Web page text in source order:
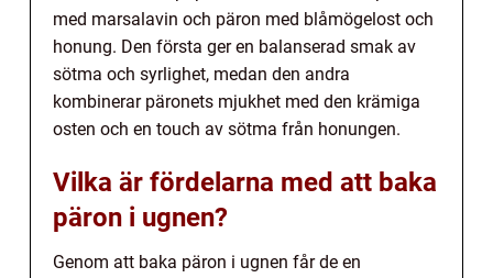
med marsalavin och päron med blåmögelost och
honung. Den första ger en balanserad smak av
sötma och syrlighet, medan den andra
kombinerar päronets mjukhet med den krämiga
osten och en touch av sötma från honungen.
Vilka är fördelarna med att baka
päron i ugnen?
Genom att baka päron i ugnen får de en